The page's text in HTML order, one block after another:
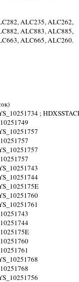
ALC235, ALC262,
ALC883, ALC885,
ALC665, ALC260.
;